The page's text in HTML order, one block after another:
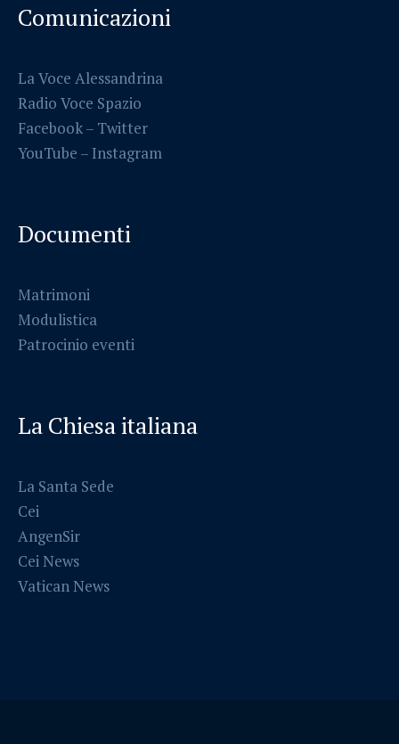
Comunicazioni
La Voce Alessandrina
Radio Voce Spazio
Facebook– Twitter
YouTube – Instagram
Documenti
Matrimoni
Modulistica
Patrocinio eventi
La Chiesa italiana
La Santa Sede
Cei
AngenSir
Cei News
Vatican News